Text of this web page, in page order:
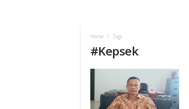
Home Tags
#Kepsek